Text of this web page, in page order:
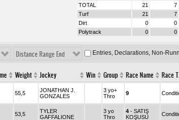
TOTAL 21 7
Turf
21 7
Dirt
0 0
Polytrack
0 0
Distance Range End Entries, Declarations, Non-
Weight Jockey Win Group Race Name Race T.
55,5
JONATHAN J.
GONZALES
3 yo+
Thro
9
53,5
TYLER
GAFFALIONE
3 yo
Thro
4 - SATIŞ
KOŞUSU